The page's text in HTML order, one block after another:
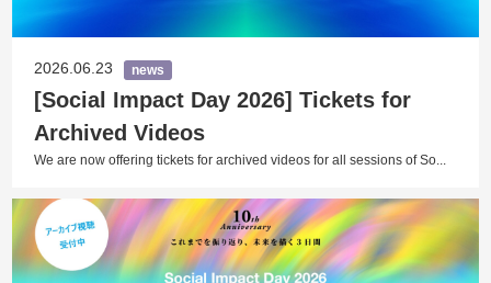
2026.06.23 news
[Social Impact Day 2026] Tickets for
Archived Videos
We are now offering tickets for archived videos for all sessions of So...